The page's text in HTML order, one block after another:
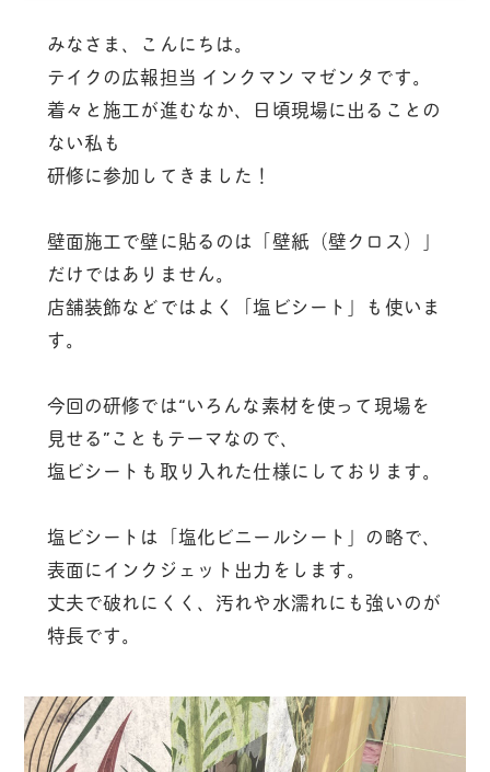
みなさま、こんにちは。
テイクの広報担当 インクマン マゼンタです。
着々と施工が進むなか、日頃現場に出ることの
ない私も
研修に参加してきました！
壁面施工で壁に貼るのは「壁紙（壁クロス）」
だけではありません。
店舗装飾などではよく「塩ビシート」も使いま
す。
今回の研修では“いろんな素材を使って現場を
見せる”こともテーマなので、
塩ビシートも取り入れた仕様にしております。
塩ビシートは「塩化ビニールシート」の略で、
表面にインクジェット出力をします。
丈夫で破れにくく、汚れや水濡れにも強いのが
特長です。